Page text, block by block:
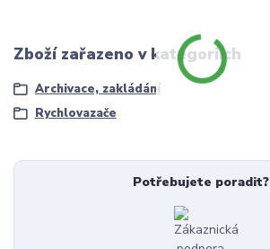
Zboží zařazeno v kategoriích
Archivace, zakládání
Rychlovazače
Potřebujete poradit?